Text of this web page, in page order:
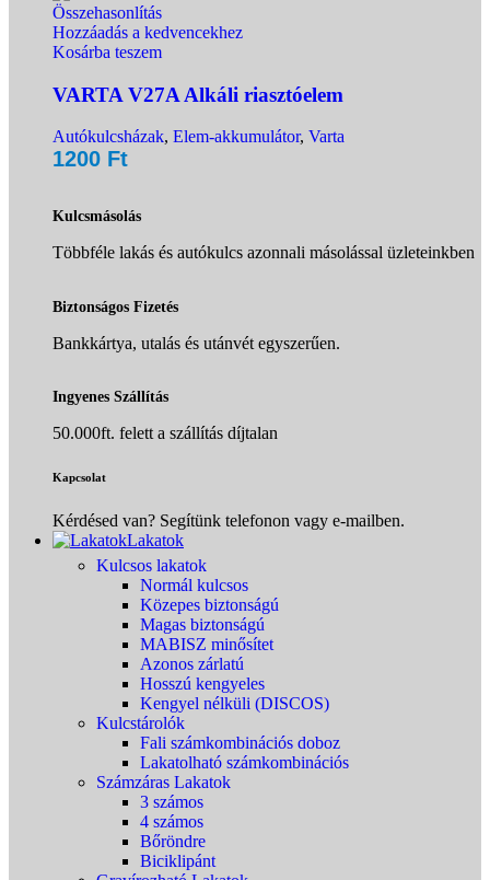
Összehasonlítás
Hozzáadás a kedvencekhez
Kosárba teszem
VARTA V27A Alkáli riasztóelem
Autókulcsházak, Elem-akkumulátor, Varta
1200 Ft
Kulcsmásolás
Többféle lakás és autókulcs azonnali másolással üzleteinkben
Biztonságos Fizetés
Bankkártya, utalás és utánvét egyszerűen.
Ingyenes Szállítás
50.000ft. felett a szállítás díjtalan
Kapcsolat
Kérdésed van? Segítünk telefonon vagy e-mailben.
Lakatok
Kulcsos lakatok
Normál kulcsos
Közepes biztonságú
Magas biztonságú
MABISZ minősítet
Azonos zárlatú
Hosszú kengyeles
Kengyel nélküli (DISCOS)
Kulcstárolók
Fali számkombinációs doboz
Lakatolható számkombinációs
Számzáras Lakatok
3 számos
4 számos
Bőröndre
Biciklipánt